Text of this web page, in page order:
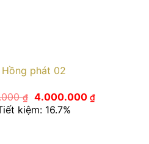
Hồng phát 02
₫ Giá
gốc
là:
4.000.000 ₫Giá
hiện
kiệm: 16.7%